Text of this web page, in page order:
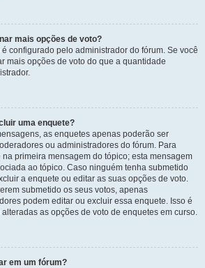
mais opções de voto?
configurado pelo administrador do fórum. Se você
mais opções de voto do que a quantidade
uma enquete?
as enquetes apenas poderão ser
ou administradores do fórum. Para
primeira mensagem do tópico; esta mensagem
ao tópico. Caso ninguém tenha submetido
a enquete ou editar as suas opções de voto.
submetido os seus votos, apenas
podem editar ou excluir essa enquete. Isso é
as opções de voto de enquetes em curso.
em um fórum?